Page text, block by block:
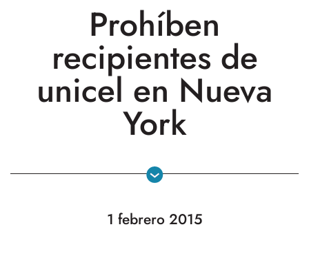
Prohíben
recipientes de
unicel en Nueva
York
1 febrero 2015